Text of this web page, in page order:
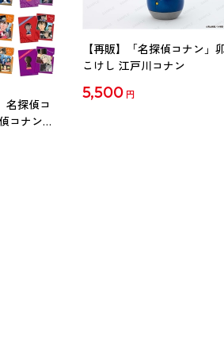
名探偵コ
コナン」
【再販】「名探偵コナン」
こけし 江戸川コナン
5,500 円